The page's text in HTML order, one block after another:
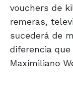
vouchers de
remeras,
sucederá de
diferencia
Maximiliano